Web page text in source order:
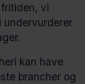
vi
undervurderer
kan have
brancher og